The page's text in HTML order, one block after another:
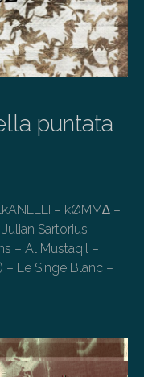
puntata
– kØMM∆ –
Sartorius –
– Al Mustaqil –
– Le Singe Blanc –